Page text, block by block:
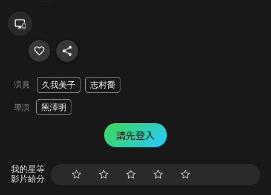
演員 久我美子 志村喬
導演 黑澤明
請先登入
我的星等
影片給分